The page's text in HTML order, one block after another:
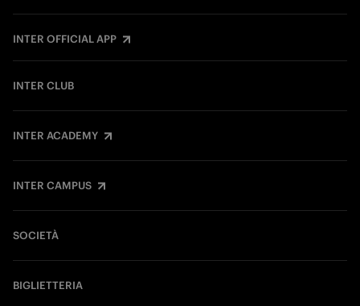
INTER OFFICIAL APP
INTER CLUB
INTER ACADEMY
INTER CAMPUS
SOCIETÀ
BIGLIETTERIA